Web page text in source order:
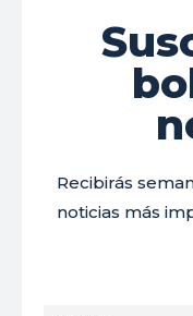
Recibirás
noticias más